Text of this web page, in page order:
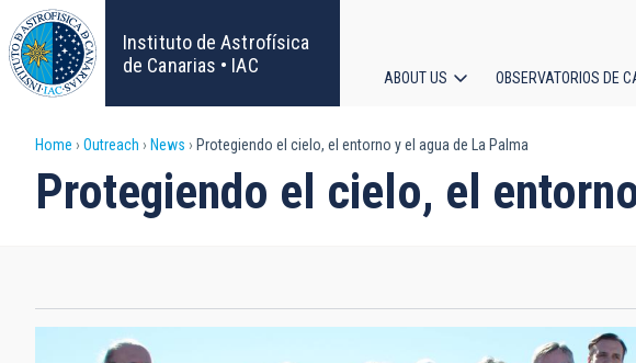
Skip
to
main
content
Instituto de Astrofísica
de Canarias • IAC
navigation
ABOUT US OBSERVATORIOS DE
Breadcrumb
Home Outreach News Protegiendo el cielo, el entorno y el agua de La Palma
Protegiendo el cielo, el